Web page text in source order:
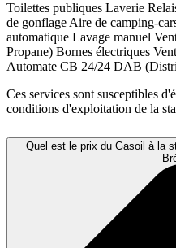
Toilettes publiques Laverie
de gonflage Aire de camping-
automatique Lavage manuel
Propane) Bornes électriques
Automate CB 24/24 DAB
Ces services sont susceptibles
conditions d'exploitation de la
Quel est le prix du Gasoil à la